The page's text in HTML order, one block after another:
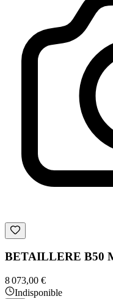
BETAILLERE B50
8 073,00 €
Indisponible